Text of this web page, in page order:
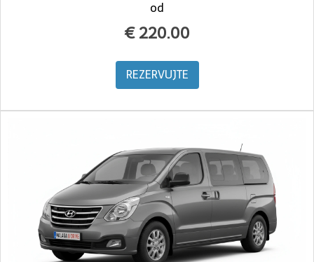
od
€ 220.00
REZERVUJTE